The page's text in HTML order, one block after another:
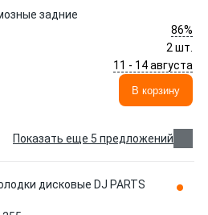
задние
86%
2 шт.
11 - 14 августа
В корзину
Показать еще 5 предложений
дисковые DJ PARTS